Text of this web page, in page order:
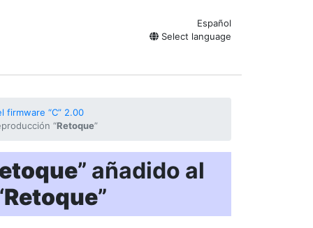
Español
Select language
firmware “C” 2.00
“Retoque”
” añadido al
Retoque”